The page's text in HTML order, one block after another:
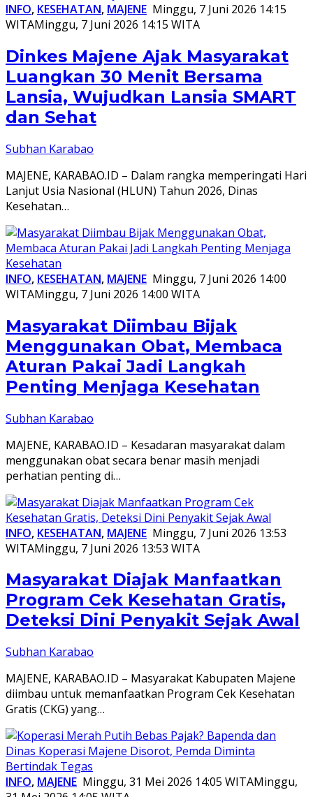
INFO, KESEHATAN, MAJENE Minggu, 7 Juni 2026 14:15
WITAMinggu, 7 Juni 2026 14:15 WITA
Dinkes Majene Ajak Masyarakat
Luangkan 30 Menit Bersama
Lansia, Wujudkan Lansia SMART
dan Sehat
Subhan Karabao
MAJENE, KARABAO.ID – Dalam rangka memperingati Hari
Lanjut Usia Nasional (HLUN) Tahun 2026, Dinas
Kesehatan…
INFO, KESEHATAN, MAJENE Minggu, 7 Juni 2026 14:00
WITAMinggu, 7 Juni 2026 14:00 WITA
Masyarakat Diimbau Bijak
Menggunakan Obat, Membaca
Aturan Pakai Jadi Langkah
Penting Menjaga Kesehatan
Subhan Karabao
MAJENE, KARABAO.ID – Kesadaran masyarakat dalam
menggunakan obat secara benar masih menjadi
perhatian penting di…
INFO, KESEHATAN, MAJENE Minggu, 7 Juni 2026 13:53
WITAMinggu, 7 Juni 2026 13:53 WITA
Masyarakat Diajak Manfaatkan
Program Cek Kesehatan Gratis,
Deteksi Dini Penyakit Sejak Awal
Subhan Karabao
MAJENE, KARABAO.ID – Masyarakat Kabupaten Majene
diimbau untuk memanfaatkan Program Cek Kesehatan
Gratis (CKG) yang…
INFO, MAJENE Minggu, 31 Mei 2026 14:05 WITAMinggu,